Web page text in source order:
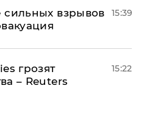
взрывов
15:39
грозят
– Reuters
15:22